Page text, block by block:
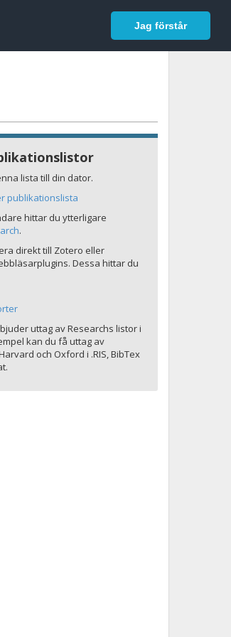
Jag förstår
Logga in
lista till din dator.
publikationslista
hittar du ytterligare
.
direkt till Zotero eller
Dessa hittar du
uttag av Researchs listor i
kan du få uttag av
och Oxford i .RIS, BibTex